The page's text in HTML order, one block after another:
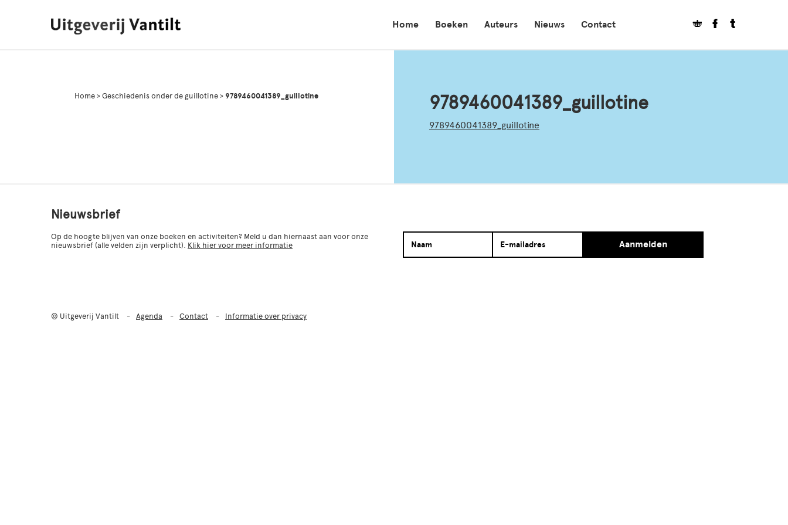
Home Boeken Auteurs Nieuws Contact
Home > Geschiedenis onder de guillotine > 9789460041389_guillotine 9789460041389_guillotine
9789460041389_guillotine
Nieuwsbrief
Op de hoogte blijven van onze boeken en activiteiten? Meld u dan hiernaast aan voor onze
nieuwsbrief (alle velden zijn verplicht). Klik hier voor meer informatie Aanmelden
© Uitgeverij Vantilt Agenda Contact Informatie over privacy